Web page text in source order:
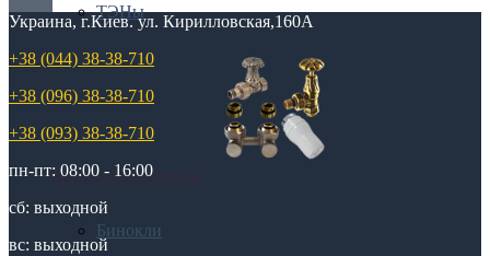
ТЭНы
Все для радиаторов
Бинокли
Украина, г.Киев. ул. Кирилловская,160А
+38 (044) 38-38-710
+38 (096) 38-38-710
+38 (093) 38-38-710
пн-пт: 08:00 - 16:00
сб: выходной
вс: выходной